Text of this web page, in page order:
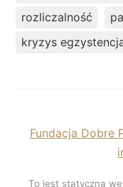
rozliczalność
kryzys
Fundacja Dobre
To jest statyczna